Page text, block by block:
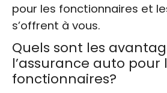
pour les fonctionnaires et
s’offrent à vous.
Quels sont les
l’assurance auto pour
fonctionnaires?